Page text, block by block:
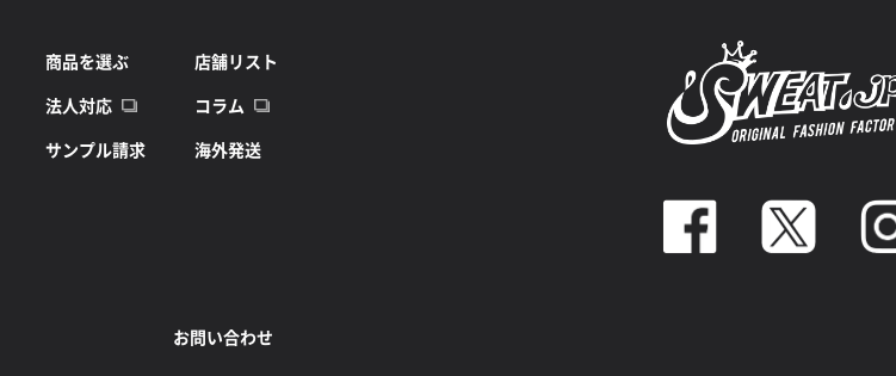
商品を選ぶ
法人対応
サンプル請求
店舗リスト
コラム
海外発送
お問い合わせ